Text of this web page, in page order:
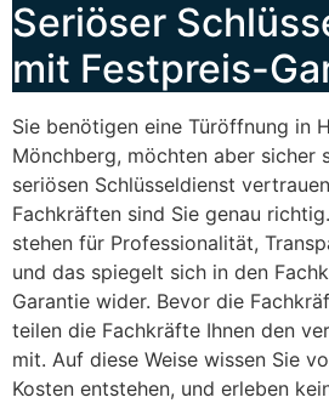
Seriöser
mit Festpreis-
Sie benötigen eine Türöffnung in
Mönchberg, möchten aber sicher
seriösen Schlüsseldienst
Fachkräften sind Sie genau
stehen für Professionalität,
und das spiegelt sich in den
Garantie wider. Bevor die
teilen die Fachkräfte Ihnen den
mit. Auf diese Weise wissen Sie
Kosten entstehen, und erleben